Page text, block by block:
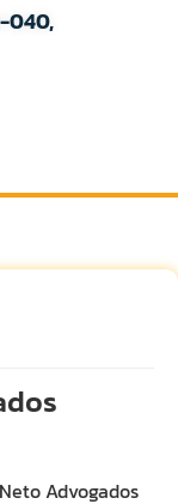
040,
Advogados